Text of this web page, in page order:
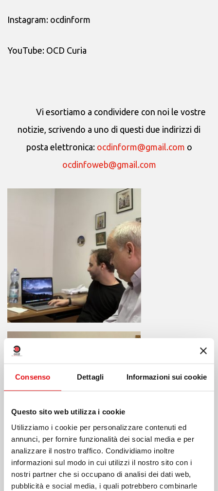
Consenso Dettagli Informazioni sui cookie
Questo sito web utilizza i cookie
Utilizziamo i cookie per personalizzare contenuti ed
annunci, per fornire funzionalità dei social media e per
analizzare il nostro traffico. Condividiamo inoltre
informazioni sul modo in cui utilizzi il nostro sito con i
nostri partner che si occupano di analisi dei dati web,
pubblicità e social media, i quali potrebbero combinarle
Instagram: ocdinform
YouTube: OCD Curia
Vi esortiamo a condividere con noi le vostre
notizie, scrivendo a uno di questi due indirizzi di
posta elettronica: ocdinform@gmail.com o
ocdinfoweb@gmail.com